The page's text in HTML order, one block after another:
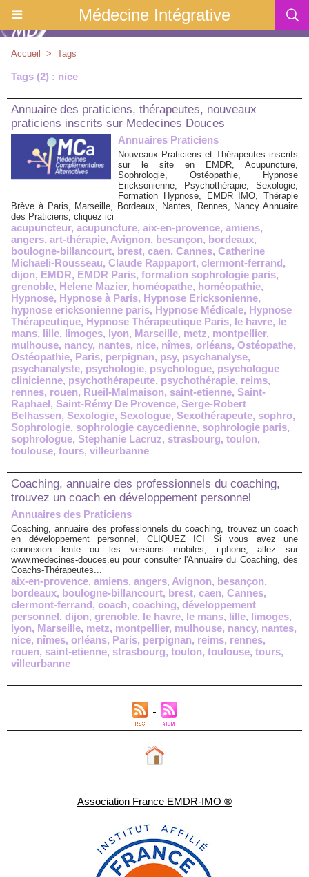
Médecine Intégrative
Association France EMDR-IMO ®
Accueil > Tags
Tags (2) : nice
Annuaire des praticiens, thérapeutes, nouveaux
praticiens inscrits sur Medecines Douces
Annuaires Praticiens
Nouveaux Praticiens et Thérapeutes inscrits
sur le site en EMDR, Acupuncture,
Sophrologie, Ostéopathie, Hypnose
Ericksonienne, Psychothérapie, Sexologie,
Formation Hypnose, EMDR IMO, Thérapie
Brève à Paris, Marseille, Bordeaux, Nantes, Rennes, Nancy Annuaire
des Praticiens, cliquez ici
acupuncteur, acupuncture, aix-en-provence, amiens,
angers, art-thérapie, Avignon, besançon, bordeaux,
boulogne-billancourt, brest, caen, Cannes, Catherine
Michaeli-Rousseau, Claude Rappaport, clermont-ferrand,
dijon, EMDR, EMDR Paris, formation sophrologie paris,
grenoble, Helene Mazier, homéopathe, homéopathie,
Hypnose, Hypnose à Paris, Hypnose Ericksonienne,
hypnose ericksonienne paris, Hypnose Médicale, Hypnose
Thérapeutique, Hypnose Thérapeutique Paris, le havre, le
mans, lille, limoges, lyon, Marseille, metz, montpellier,
mulhouse, nancy, nantes, nice, nîmes, orléans, Ostéopathe,
Ostéopathie, Paris, perpignan, psy, psychanalyse,
psychanalyste, psychologie, psychologue, psychologue
clinicienne, psychothérapeute, psychothérapie, reims,
rennes, rouen, Rueil-Malmaison, saint-etienne, Saint-
Raphael, Saint-Rémy De Provence, Serge-Robert
Belhassen, Sexologie, Sexologue, Sexothérapeute, sophro,
Sophrologie, sophrologie caycedienne, sophrologie paris,
sophrologue, Stephanie Lacruz, strasbourg, toulon,
toulouse, tours, villeurbanne
Coaching, annuaire des professionnels du coaching,
trouvez un coach en développement personnel
Annuaires des Praticiens
Coaching, annuaire des professionnels du coaching, trouvez un coach
en développement personnel, CLIQUEZ ICI Si vous avez une
connexion lente ou les versions mobiles, i-phone, allez sur
www.medecines-douces.eu pour consulter l'Annuaire du Coaching, des
Coachs-Thérapeutes...
aix-en-provence, amiens, angers, Avignon, besançon,
bordeaux, boulogne-billancourt, brest, caen, Cannes,
clermont-ferrand, coach, coaching, développement
personnel, dijon, grenoble, le havre, le mans, lille, limoges,
lyon, Marseille, metz, montpellier, mulhouse, nancy, nantes,
nice, nîmes, orléans, Paris, perpignan, reims, rennes,
rouen, saint-etienne, strasbourg, toulon, toulouse, tours,
villeurbanne